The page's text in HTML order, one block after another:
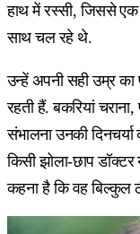
हाथ में रस्सी, जिससे
साथ चल रहे थे.
उन्हें अपनी सही उम्र का
रहती हैं. बकरियां
संभालना उनकी
किसी झोला-छाप
कहना है कि वह बिल्कुल